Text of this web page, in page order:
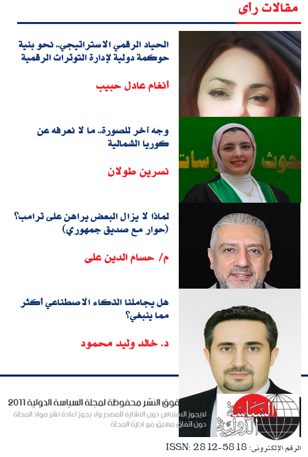
مقالات رأى
الحياد الرقمي الاستراتيجي.. نحو بنية
حوكمة دولية لإدارة التوترات الرقمية
أنغام عادل حبيب
وجه آخر للصورة.. ما لا نعرفه عن
كوريا الشمالية
نسرين طولان
لماذا لا يزال البعض يراهن على ترامب؟
(حوار مع صديق جمهوري)
م/ حسام الدين على
هل يجاملنا الذكاء الاصطناعي أكثر
مما ينبغي؟
د. خالد وليد محمود
الرقم الإلكترونى: ISSN: 2812-5818